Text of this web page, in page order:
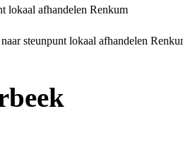
lokaal afhandelen Renkum
steunpunt lokaal afhandelen